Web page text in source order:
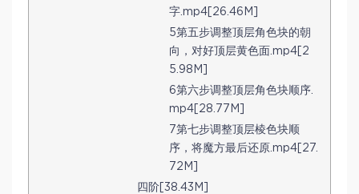
字.mp4[26.46M]
5第五步调整顶层角色块的朝
向，对好顶层黄色面.mp4[2
5.98M]
6第六步调整顶层角色块顺序.
mp4[28.77M]
7第七步调整顶层棱色块顺
序，将魔方最后还原.mp4[27.
72M]
四阶[38.43M]